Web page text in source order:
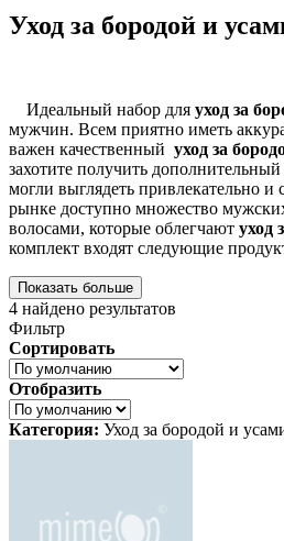
Уход за бородой и
Идеальный набор для уход за
мужчин. Всем приятно иметь
важен качественный уход за
захотите получить
могли выглядеть привлекательно
рынке доступно множество
волосами, которые облегчают уход
комплект входят следующие
Показать больше
4 найдено результатов
Фильтр
Сортировать
Отобразить
Категория: Уход за бородой и